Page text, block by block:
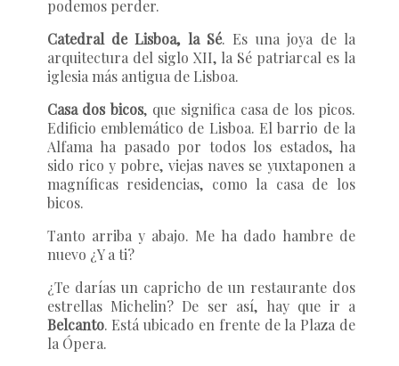
podemos perder.
Catedral de Lisboa, la Sé. Es una joya de la
arquitectura del siglo XII, la Sé patriarcal es la
iglesia más antigua de Lisboa.
Casa dos bicos, que significa casa de los picos.
Edificio emblemático de Lisboa. El barrio de la
Alfama ha pasado por todos los estados, ha
sido rico y pobre, viejas naves se yuxtaponen a
magníficas residencias, como la casa de los
bicos.
Tanto arriba y abajo. Me ha dado hambre de
nuevo ¿Y a ti?
¿Te darías un capricho de un restaurante dos
estrellas Michelin? De ser así, hay que ir a
Belcanto. Está ubicado en frente de la Plaza de
la Ópera.